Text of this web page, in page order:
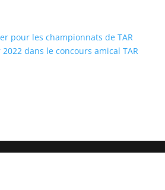
pour les championnats de TAR
dans le concours amical TAR